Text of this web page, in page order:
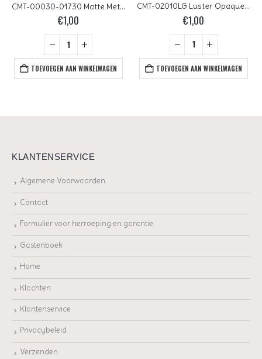
CMT-00030-01730 Matte Metallic Goldenrod CzechMates Tile Bead 22 Pc.
€1,00
TOEVOEGEN AAN WINKELWAGEN
CMT-02010LG Luster Opaque Gold/Alabaster CzechMate Tile Bead 18 Pc.
€1,00
TOEVOEGEN AAN WINKELWAGEN
KLANTENSERVICE
Algemene Voorwaarden
Contact
Formulier voor herroeping en garantie
Gastenboek
Home
Klachten
Klantenservice
Privacybeleid
Verzenden